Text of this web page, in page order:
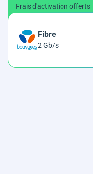
Frais d'activation offerts
Fibre
2 Gb/s